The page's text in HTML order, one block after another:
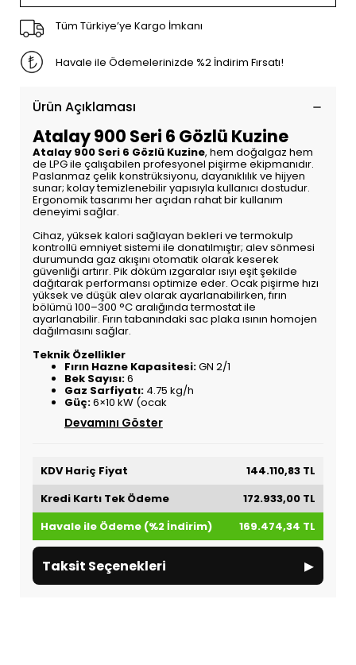
Tüm Türkiye’ye Kargo İmkanı
Havale ile Ödemelerinizde %2 İndirim Fırsatı!
Ürün Açıklaması
Atalay 900 Seri 6 Gözlü Kuzine
Atalay 900 Seri 6 Gözlü Kuzine, hem doğalgaz hem
de LPG ile çalışabilen profesyonel pişirme ekipmanıdır.
Paslanmaz çelik konstrüksiyonu, dayanıklılık ve hijyen
sunar; kolay temizlenebilir yapısıyla kullanıcı dostudur.
Ergonomik tasarımı her açıdan rahat bir kullanım
deneyimi sağlar.
Cihaz, yüksek kalori sağlayan bekleri ve termokulp
kontrollü emniyet sistemi ile donatılmıştır; alev sönmesi
durumunda gaz akışını otomatik olarak keserek
güvenliği artırır. Pik döküm ızgaralar ısıyı eşit şekilde
dağıtarak performansı optimize eder. Ocak pişirme hızı
yüksek ve düşük alev olarak ayarlanabilirken, fırın
bölümü 100–300 °C aralığında termostat ile
ayarlanabilir. Fırın tabanındaki sac plaka ısının homojen
dağılmasını sağlar.
Teknik Özellikler
Fırın Hazne Kapasitesi:GN 2/1
Bek Sayısı:6
Gaz Sarfiyatı:4.75 kg/h
Güç:6×10 kW (ocak
Devamını Göster
KDV Hariç Fiyat
144.110,83 TL
Kredi Kartı Tek Ödeme
172.933,00 TL
Havale ile Ödeme (%2 İndirim)
169.474,34 TL
Taksit Seçenekleri ▸